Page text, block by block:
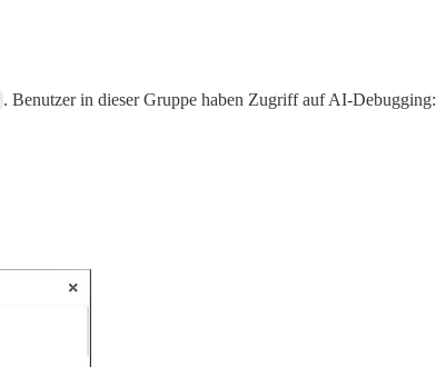
. Benutzer in dieser Gruppe haben Zugriff auf AI-Debugging: